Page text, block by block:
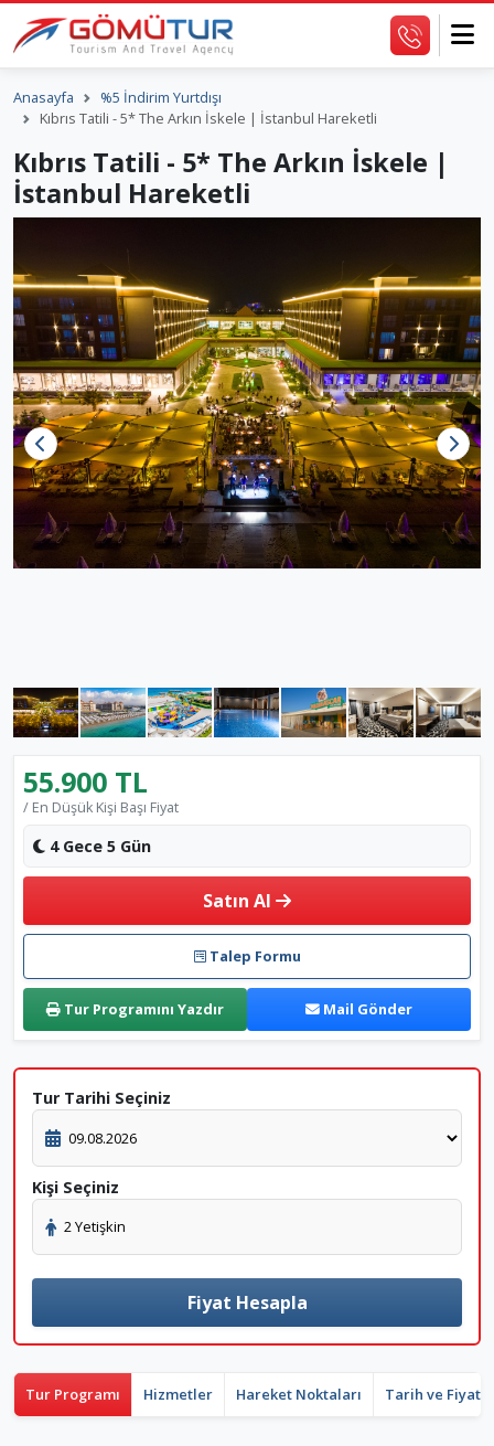
Anasayfa
%5 İndirim Yurtdışı
Kıbrıs Tatili - 5* The Arkın İskele | İstanbul Hareketli
Kıbrıs Tatili - 5* The Arkın İskele |
İstanbul Hareketli
55.900 TL
/ En Düşük Kişi Başı Fiyat
4 Gece 5 Gün
Satın Al
Talep Formu
Tur Programını Yazdır Mail Gönder
Tur Tarihi Seçiniz
Kişi Seçiniz
Fiyat Hesapla
Tur Programı Hizmetler Hareket Noktaları Tarih ve Fiyat